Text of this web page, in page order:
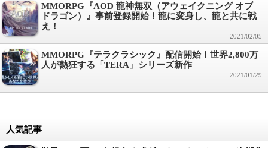
MMORPG『AOD 龍神無双（アウェイクニング オブ
ドラゴン）』事前登録開始！龍に変身し、龍と共に戦
え！
2021/02/05
MMORPG『テラクラシック』配信開始！世界2,800万
人が熱狂する「TERA」シリーズ新作
2021/01/29
人気記事